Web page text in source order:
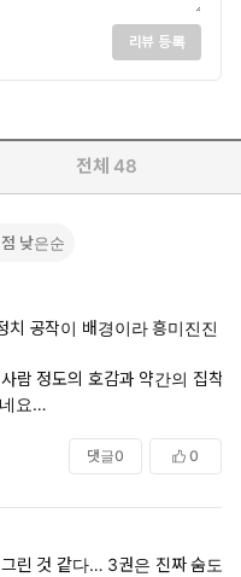
리뷰 등록
전체 48
낮은순
치 공작이 배경이라 흥미진진
람 정도의 호감과 약간의 집착
요
갖고 있으면서도 자신이 그저
거라고 생각하죠
기에 난관이 많을거에요
움이라도 받아서라도 둘의 관
인정받겠죠
댓글0 0
린 것 같다… 3권은 진짜 숨도